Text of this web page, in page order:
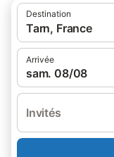
Destination
Tarn, France
Arrivée
sam. 08/08
Invités